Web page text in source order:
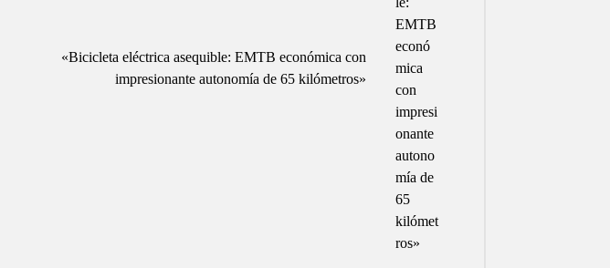
«Bicicleta eléctrica asequible: EMTB económica con
impresionante autonomía de 65 kilómetros»